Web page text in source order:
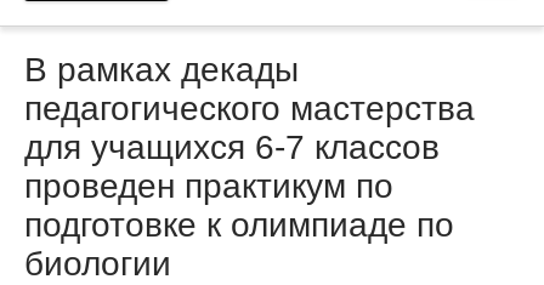
В рамках декады
педагогического мастерства
для учащихся 6-7 классов
проведен практикум по
подготовке к олимпиаде по
биологии